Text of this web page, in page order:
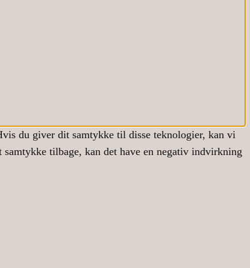
du giver dit samtykke til disse teknologier, kan vi
tilbage, kan det have en negativ indvirkning